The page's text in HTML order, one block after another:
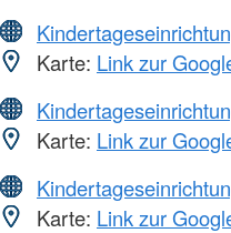
Karte: Link zur
Karte: Link zur
Karte: Link zur